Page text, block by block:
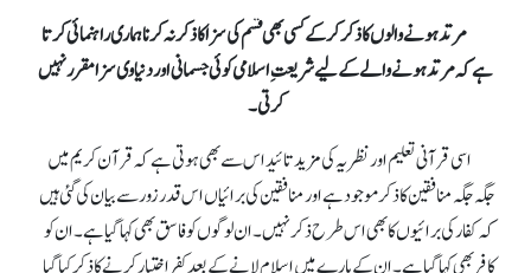
مرتد ہونے والوں کا ذکر کر کے کسی بھی قسم کی سزا کا ذکر نہ کرنا ہماری راہنمائی کرتا
ہے کہ مرتد ہونے والے کے لیے شریعتِ اسلامی کوئی جسمانی اور دنیاوی سزا مقرر نہیں
کرتی۔
اسی قرآنی تعلیم اور نظریہ کی مزید تائید اس سے بھی ہوتی ہے کہ قرآن کریم میں
جگہ جگہ منافقین کا ذکر موجود ہے اور منافقین کی برائیاں اس قدر زور سے بیان کی گئی ہیں
کہ کفار کی برائیوں کا بھی اس طرح ذکر نہیں۔ ان لوگوں کو فاسق بھی کہا گیا ہے۔ ان کو